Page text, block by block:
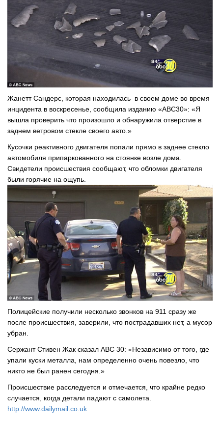
Жанетт Сандерс, которая находилась в своем доме во время
инцидента в воскресенье, сообщила изданию «ABC30»: «Я
вышла проверить что произошло и обнаружила отверстие в
заднем ветровом стекле своего авто.»
Кусочки реактивного двигателя попали прямо в заднее стекло
автомобиля припаркованного на стоянке возле дома.
Свидетели происшествия сообщают, что обломки двигателя
были горячие на ощупь.
Полицейские получили несколько звонков на 911 сразу же
после происшествия, заверили, что пострадавших нет, а мусор
убран.
Сержант Стивен Жак сказал ABC 30: «Независимо от того, где
упали куски металла, нам определенно очень повезло, что
никто не был ранен сегодня.»
Происшествие расследуется и отмечается, что крайне редко
случается, когда детали падают с самолета.
http://www.dailymail.co.uk